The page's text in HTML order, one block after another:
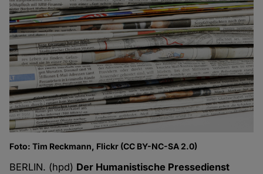
Foto: Tim Reckmann, Flickr (CC BY-NC-SA 2.0)
BERLIN. (hpd) Der Humanistische Pressedienst